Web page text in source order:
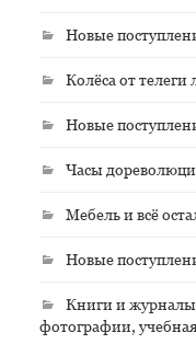
Новые
Колёса от
Новые
Часы
Мебель и всё
Новые
Книги и
фотографии,